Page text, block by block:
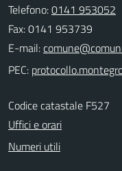
Telefono:0141 953052
Fax: 0141 953739
E-mail:
PEC:
Codice catastale F527
Uffici e orari
Numeri utili